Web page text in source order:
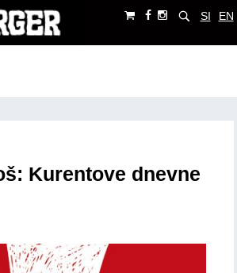
SI EN
Kurentove dnevne